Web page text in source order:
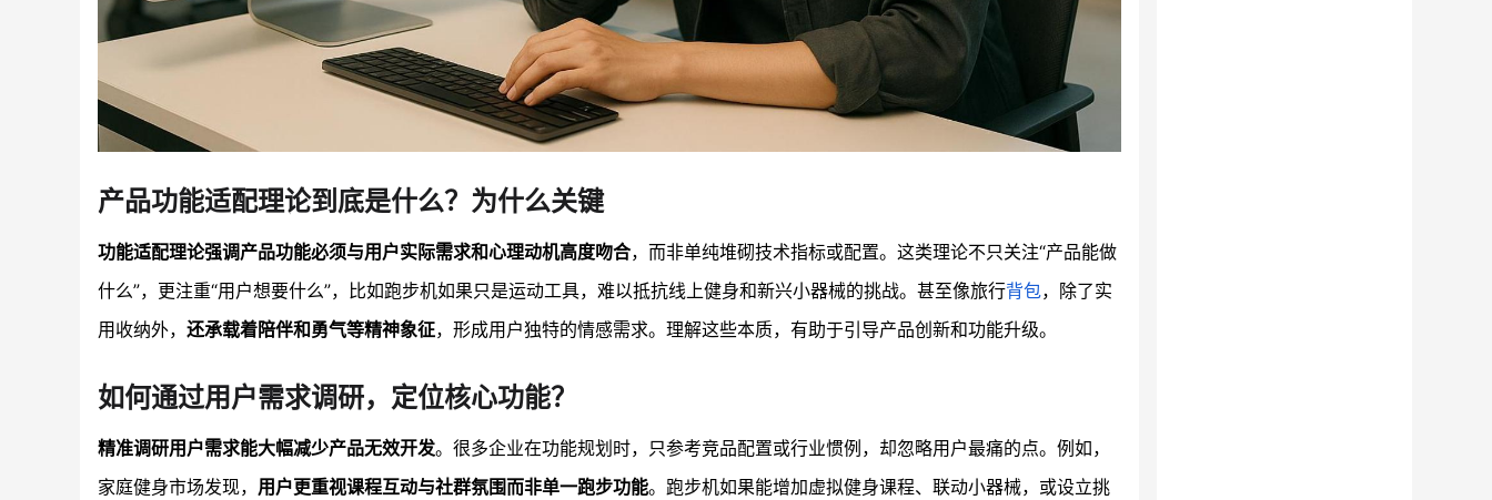
产品功能适配理论到底是什么？为什么关键
功能适配理论强调产品功能必须与用户实际需求和心理动机高度吻合，而非单纯堆砌技术指标或配置。这类理论不只关注“产品能做
什么”，更注重“用户想要什么”，比如跑步机如果只是运动工具，难以抵抗线上健身和新兴小器械的挑战。甚至像旅行背包，除了实
用收纳外， 还承载着陪伴和勇气等精神象征，形成用户独特的情感需求。理解这些本质，有助于引导产品创新和功能升级。
如何通过用户需求调研，定位核心功能？
精准调研用户需求能大幅减少产品无效开发。很多企业在功能规划时，只参考竞品配置或行业惯例，却忽略用户最痛的点。例如，
家庭健身市场发现， 用户更重视课程互动与社群氛围而非单一跑步功能。跑步机如果能增加虚拟健身课程、联动小器械，或设立挑